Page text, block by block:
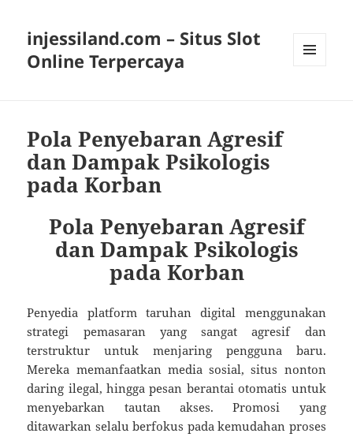
injessiland.com – Situs Slot
Online Terpercaya
Pola Penyebaran Agresif
dan Dampak Psikologis
pada Korban
Pola Penyebaran Agresif
dan Dampak Psikologis
pada Korban
Penyedia platform taruhan digital menggunakan
strategi pemasaran yang sangat agresif dan
terstruktur untuk menjaring pengguna baru.
Mereka memanfaatkan media sosial, situs nonton
daring ilegal, hingga pesan berantai otomatis untuk
menyebarkan tautan akses. Promosi yang
ditawarkan selalu berfokus pada kemudahan proses